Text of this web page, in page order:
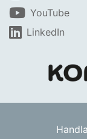
YouTube
LinkedIn